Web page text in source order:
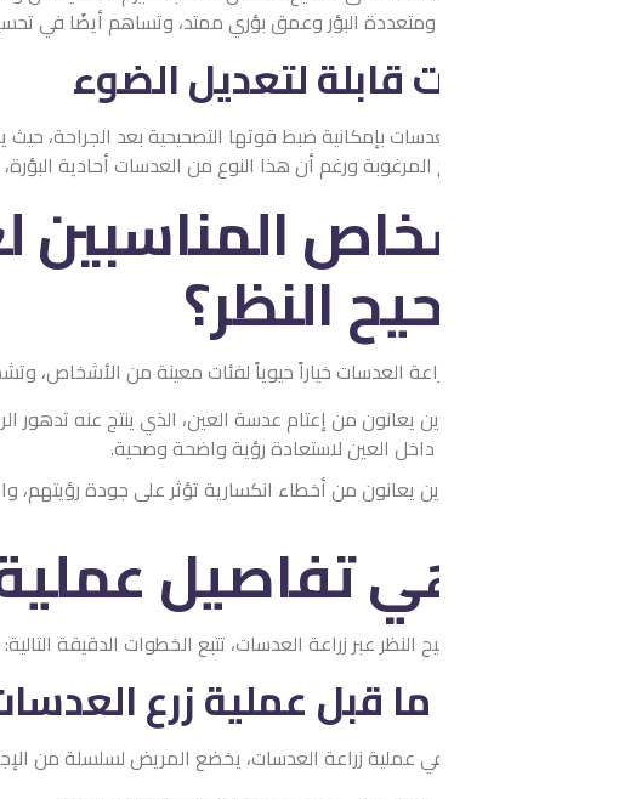
ومتعددة البؤر وعمق بؤري ممتد، وتساهم أيضًا في تحسين جودة الرؤية وتقليل
لتعديل الضوء
بإمكانية ضبط قوتها التصحيحية بعد الجراحة، حيث يقوم طبيب العيون
المرغوبة ورغم أن هذا النوع من العدسات أحادية البؤرة، إلا أن المريض قد يحتاج
المناسبين لعملية
النظر؟
العدسات خياراً حيوياً لفئات معينة من الأشخاص، وتشمل هذه الفئات:
يعانون من إعتام عدسة العين، الذي ينتج عنه تدهور الرؤية، حيث يحتاج المريض
العين لاستعادة رؤية واضحة وصحية.
يعانون من أخطاء انكسارية تؤثر على جودة رؤيتهم، والذين قد لا يكون لديهم
تفاصيل عملية زرع
عبر زراعة العدسات، تتبع الخطوات الدقيقة التالية:
قبل عملية زرع العدسات لتصحيح
عملية زراعة العدسات، يخضع المريض لسلسلة من الإجراءات المهمة: